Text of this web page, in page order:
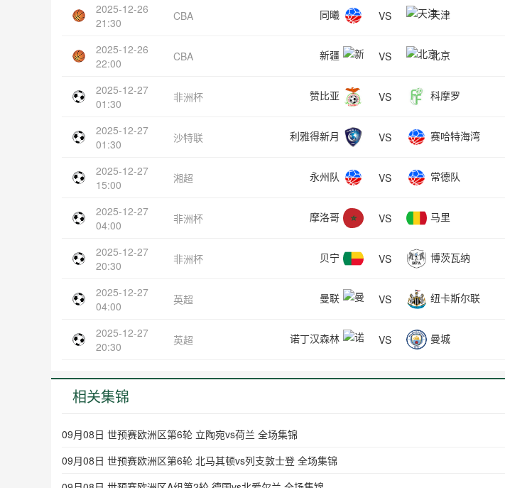
2025-12-26
21:30
CBA 同曦 VS 天津
2025-12-26
22:00
CBA 新疆 VS 北京
2025-12-27
01:30
非洲杯 赞比亚 VS 科摩罗
2025-12-27
01:30
沙特联 利雅得新月 VS 赛哈特海湾
2025-12-27
15:00
湘超 永州队 VS 常德队
2025-12-27
04:00
非洲杯 摩洛哥 VS 马里
2025-12-27
20:30
非洲杯 贝宁 VS 博茨瓦纳
2025-12-27
04:00
英超 曼联 VS 纽卡斯尔联
2025-12-27
20:30
英超 诺丁汉森林 VS 曼城
相关集锦
09月08日 世预赛欧洲区第6轮 立陶宛vs荷兰 全场集锦
09月08日 世预赛欧洲区第6轮 北马其顿vs列支敦士登 全场集锦